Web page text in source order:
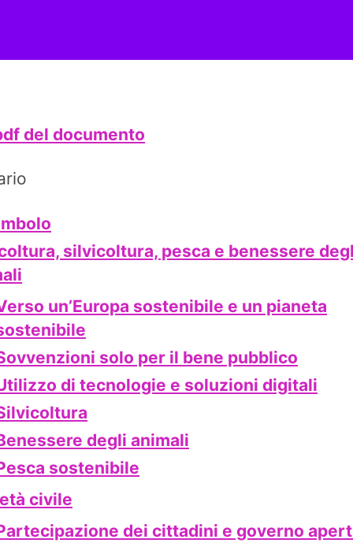
del documento
silvicoltura, pesca e benessere
un’Europa sostenibile e un pianeta
solo per il bene pubblico
di tecnologie e soluzioni digitali
degli animali
sostenibile
civile
dei cittadini e governo